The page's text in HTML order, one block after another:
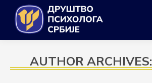
AUTHOR ARCHIVES: